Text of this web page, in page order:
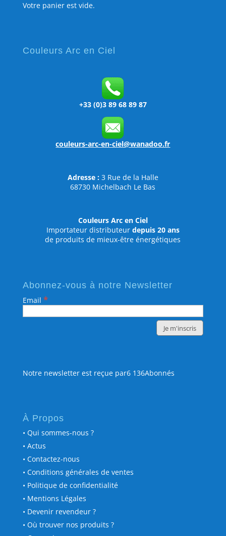
Votre panier est vide.
Couleurs Arc en Ciel
+33 (0)3 89 68 89 87
couleurs-arc-en-ciel@wanadoo.fr
Adresse : 3 Rue de la Halle
68730 Michelbach Le Bas
Couleurs Arc en Ciel
Importateur distributeur depuis 20 ans
de produits de mieux-être énergétiques
Abonnez-vous à notre Newsletter
Email *
Notre newsletter est reçue par6 136Abonnés
À Propos
• Qui sommes-nous ?
• Actus
• Contactez-nous
• Conditions générales de ventes
• Politique de confidentialité
• Mentions Légales
• Devenir revendeur ?
• Où trouver nos produits ?